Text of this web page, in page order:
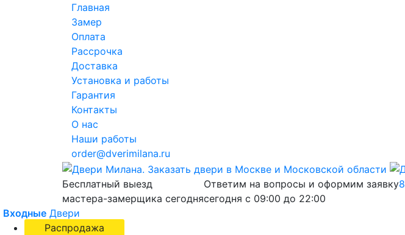
Главная
Замер
Оплата
Рассрочка
Доставка
Установка и работы
Гарантия
Контакты
О нас
Наши работы
order@dverimilana.ru
Бесплатный выезд
мастера-замерщика сегодня
Ответим на вопросы и оформим заявку
сегодня с 09:00 до 22:00
8
Входные Двери
Распродажа